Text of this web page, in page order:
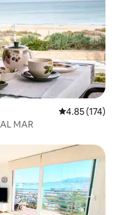
Calificación
4.85 (174)
MAR